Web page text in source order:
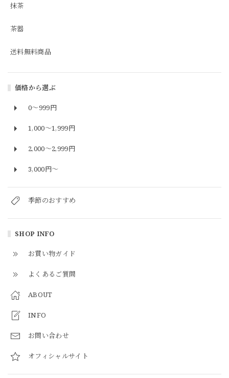
抹茶
茶器
送料無料商品
価格から選ぶ
0～999円
1,000〜1,999円
2,000〜2,999円
3,000円〜
季節のおすすめ
SHOP INFO
お買い物ガイド
よくあるご質問
ABOUT
INFO
お問い合わせ
オフィシャルサイト